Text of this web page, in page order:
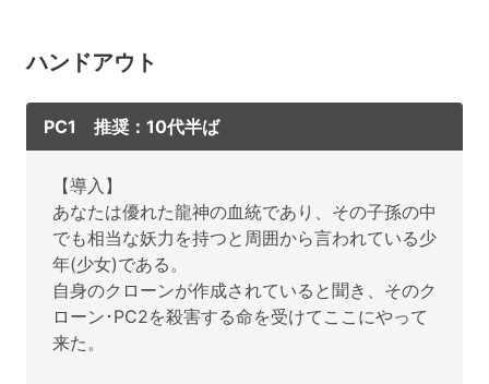
ハンドアウト
PC1 推奨：10代半ば
【導入】
あなたは優れた龍神の血統であり、その子孫の中
でも相当な妖力を持つと周囲から言われている少
年(少女)である。
自身のクローンが作成されていると聞き、そのク
ローン･PC2を殺害する命を受けてここにやって
来た。